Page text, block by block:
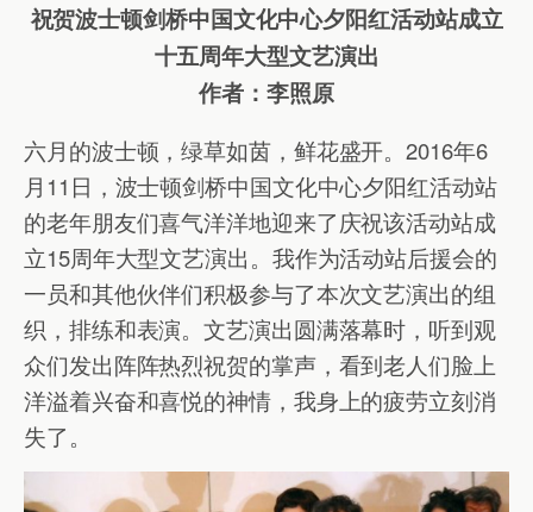
祝贺波士顿剑桥中国文化中心夕阳红活动站成立
十五周年大型文艺演出
作者：李照原
六月的波士顿，绿草如茵，鲜花盛开。2016年6
月11日，波士顿剑桥中国文化中心夕阳红活动站
的老年朋友们喜气洋洋地迎来了庆祝该活动站成
立15周年大型文艺演出。我作为活动站后援会的
一员和其他伙伴们积极参与了本次文艺演出的组
织，排练和表演。文艺演出圆满落幕时，听到观
众们发出阵阵热烈祝贺的掌声，看到老人们脸上
洋溢着兴奋和喜悦的神情，我身上的疲劳立刻消
失了。